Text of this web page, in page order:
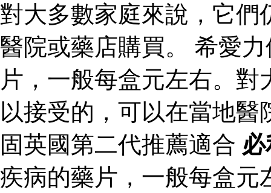
對大多數家庭來說，它們
醫院或藥店購買。 希愛
片，一般每盒元左右。
以接受的，可以在當地醫
固英國第二代推薦適合
疾病的藥片，一般每盒元